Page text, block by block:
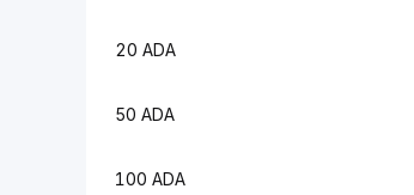
20 ADA
50 ADA
100 ADA